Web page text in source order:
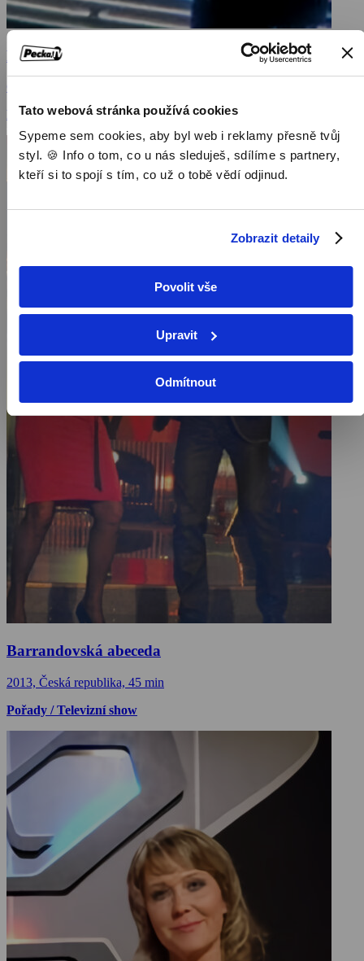
Tato webová stránka používá cookies
Sypeme sem cookies, aby byl web i reklamy přesně tvůj
styl. 🍪 Info o tom, co u nás sleduješ, sdílíme s partnery,
kteří si to spojí s tím, co už o tobě vědí odjinud.
Zobrazit detaily
Povolit vše
Upravit
Odmítnout
Počasí
Publicistické pořady / Pořady / Televizní show
Barrandovská abeceda
2013, Česká republika, 45 min
Pořady / Televizní show